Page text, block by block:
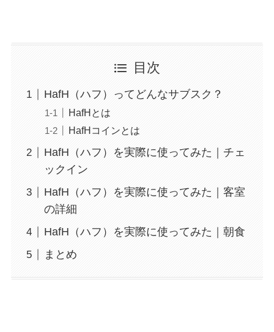
目次
HafH（ハフ）ってどんなサブスク？
HafHとは
HafHコインとは
HafH（ハフ）を実際に使ってみた｜チェ
ックイン
HafH（ハフ）を実際に使ってみた｜客室
の詳細
HafH（ハフ）を実際に使ってみた｜朝食
まとめ